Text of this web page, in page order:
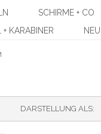
SCHIRME + CO
KARABINER
DARSTELLUNG ALS